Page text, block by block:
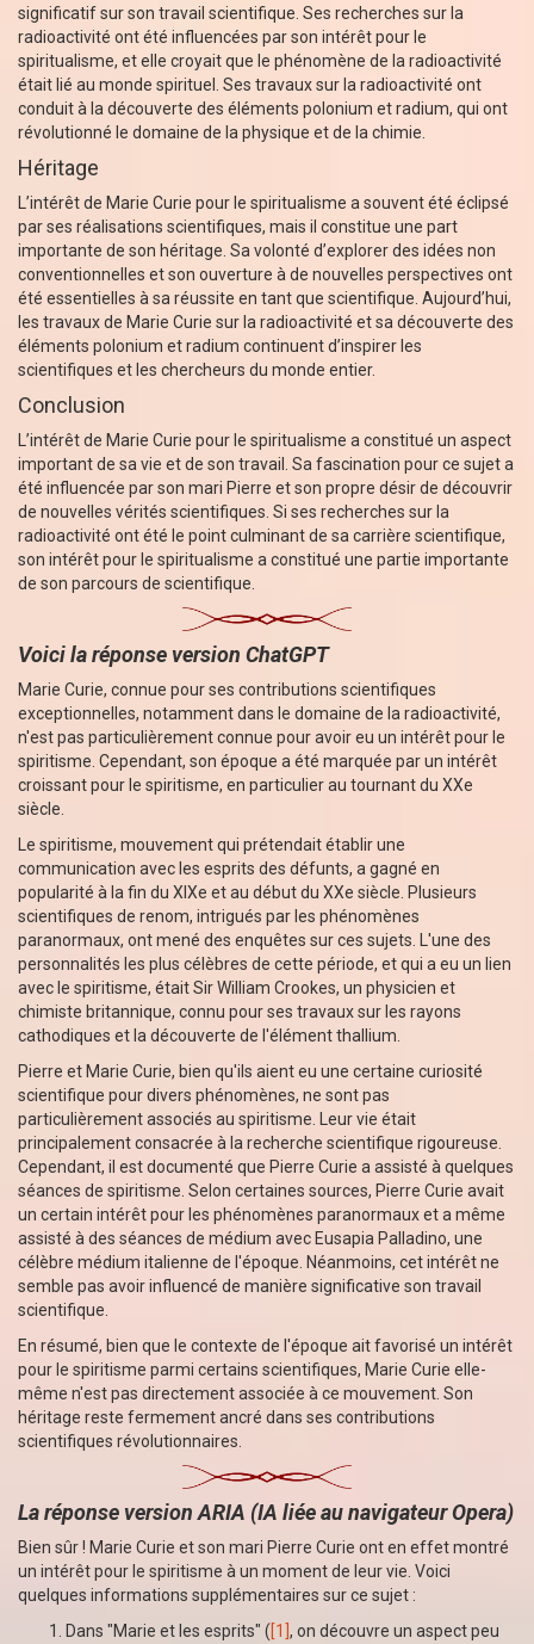
significatif sur son travail scientifique. Ses recherches sur la
radioactivité ont été influencées par son intérêt pour le
spiritualisme, et elle croyait que le phénomène de la radioactivité
était lié au monde spirituel. Ses travaux sur la radioactivité ont
conduit à la découverte des éléments polonium et radium, qui ont
révolutionné le domaine de la physique et de la chimie.
Héritage
L’intérêt de Marie Curie pour le spiritualisme a souvent été éclipsé
par ses réalisations scientifiques, mais il constitue une part
importante de son héritage. Sa volonté d’explorer des idées non
conventionnelles et son ouverture à de nouvelles perspectives ont
été essentielles à sa réussite en tant que scientifique. Aujourd’hui,
les travaux de Marie Curie sur la radioactivité et sa découverte des
éléments polonium et radium continuent d’inspirer les
scientifiques et les chercheurs du monde entier.
Conclusion
L’intérêt de Marie Curie pour le spiritualisme a constitué un aspect
important de sa vie et de son travail. Sa fascination pour ce sujet a
été influencée par son mari Pierre et son propre désir de découvrir
de nouvelles vérités scientifiques. Si ses recherches sur la
radioactivité ont été le point culminant de sa carrière scientifique,
son intérêt pour le spiritualisme a constitué une partie importante
de son parcours de scientifique.
Voici la réponse version ChatGPT
Marie Curie, connue pour ses contributions scientifiques
exceptionnelles, notamment dans le domaine de la radioactivité,
n'est pas particulièrement connue pour avoir eu un intérêt pour le
spiritisme. Cependant, son époque a été marquée par un intérêt
croissant pour le spiritisme, en particulier au tournant du XXe
siècle.
Le spiritisme, mouvement qui prétendait établir une
communication avec les esprits des défunts, a gagné en
popularité à la fin du XIXe et au début du XXe siècle. Plusieurs
scientifiques de renom, intrigués par les phénomènes
paranormaux, ont mené des enquêtes sur ces sujets. L'une des
personnalités les plus célèbres de cette période, et qui a eu un lien
avec le spiritisme, était Sir William Crookes, un physicien et
chimiste britannique, connu pour ses travaux sur les rayons
cathodiques et la découverte de l'élément thallium.
Pierre et Marie Curie, bien qu'ils aient eu une certaine curiosité
scientifique pour divers phénomènes, ne sont pas
particulièrement associés au spiritisme. Leur vie était
principalement consacrée à la recherche scientifique rigoureuse.
Cependant, il est documenté que Pierre Curie a assisté à quelques
séances de spiritisme. Selon certaines sources, Pierre Curie avait
un certain intérêt pour les phénomènes paranormaux et a même
assisté à des séances de médium avec Eusapia Palladino, une
célèbre médium italienne de l'époque. Néanmoins, cet intérêt ne
semble pas avoir influencé de manière significative son travail
scientifique.
En résumé, bien que le contexte de l'époque ait favorisé un intérêt
pour le spiritisme parmi certains scientifiques, Marie Curie elle-
même n'est pas directement associée à ce mouvement. Son
héritage reste fermement ancré dans ses contributions
scientifiques révolutionnaires.
La réponse version ARIA (IA liée au navigateur Opera)
Bien sûr ! Marie Curie et son mari Pierre Curie ont en effet montré
un intérêt pour le spiritisme à un moment de leur vie. Voici
quelques informations supplémentaires sur ce sujet :
Dans "Marie et les esprits" ([1] , on découvre un aspect peu